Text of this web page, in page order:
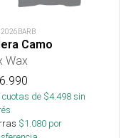
Camo
Wax
cuotas de $4.498sin
$1.080 por